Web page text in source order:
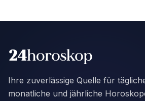
Ihre zuverlässige Quelle für
monatliche und jährliche